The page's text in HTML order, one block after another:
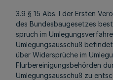
3.9 § 15 Abs. l der Ersten
des Bundesbaugesetzes
spruch im
Umlegungsausschuß
über Widersprüche im
Flurbereinigungsbehörden
Umlegungsausschuß zu